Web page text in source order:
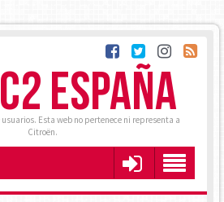
ESPAÑA
Esta web no pertenece ni representa a
Citroën.